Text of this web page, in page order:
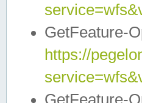
GetFeature-
https://
GetFeature-